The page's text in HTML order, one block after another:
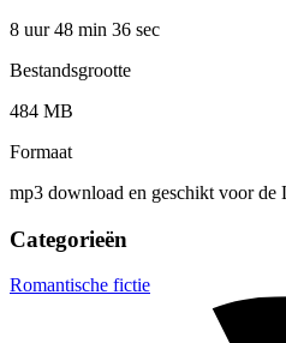
8 uur 48 min 36 sec
Bestandsgrootte
484 MB
Formaat
mp3 download en geschikt voor de
Categorieën
Romantische fictie